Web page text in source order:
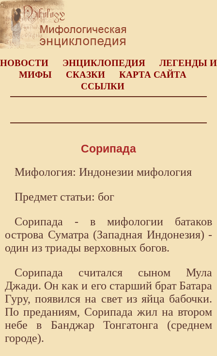
НОВОСТИ ЭНЦИКЛОПЕДИЯ
ЛЕГЕНДЫ И
МИФЫ
СКАЗКИ
КАРТА САЙТА
ССЫЛКИ
Сорипада
Мифология: Индонезии мифология
Предмет статьи: бог
Сорипада - в мифологии батаков
острова Суматра (Западная Индонезия) -
один из триады верховных богов.
Сорипада считался сыном Мула
Джади. Он как и его старший брат Батара
Гуру, появился на свет из яйца бабочки.
По преданиям, Сорипада жил на втором
небе в Банджар Тонгатонга (среднем
городе).